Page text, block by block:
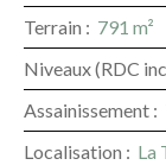
Terrain : 791 m²
Niveaux (RDC
Assainissement :
Localisation : La